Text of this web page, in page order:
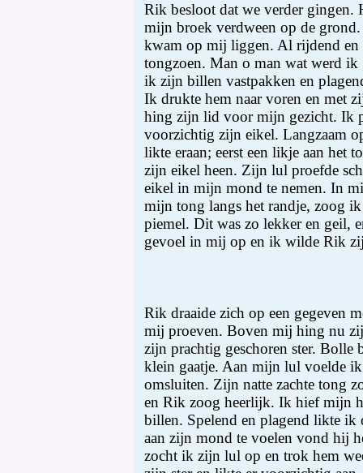
Rik besloot dat we verder
mijn broek verdween op de
kwam op mij liggen. Al rijdend en
tongzoen. Man o man wat werd
ik zijn billen vastpakken en
Ik drukte hem naar voren en met
hing zijn lid voor mijn gezicht. Ik
voorzichtig zijn eikel. Langzaam
likte eraan; eerst een likje aan het
zijn eikel heen. Zijn lul proefde
eikel in mijn mond te nemen. In
mijn tong langs het randje, zoog
piemel. Dit was zo lekker en geil,
gevoel in mij op en ik wilde Rik
Rik draaide zich op een gegeven
mij proeven. Boven mij hing nu
zijn prachtig geschoren ster. Bolle
klein gaatje. Aan mijn lul voelde
omsluiten. Zijn natte zachte tong
en Rik zoog heerlijk. Ik hief mijn
billen. Spelend en plagend likte ik
aan zijn mond te voelen vond hij
zocht ik zijn lul op en trok hem